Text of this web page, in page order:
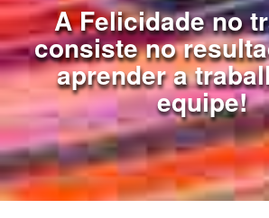
A Felicidade no
consiste no
aprender a
equipe!